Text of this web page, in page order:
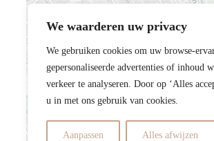
We waarderen uw privacy
We gebruiken cookies om uw browse-
gepersonaliseerde advertenties of inhoud
verkeer te analyseren. Door op ‘Alles
u in met ons gebruik van cookies.
Aanpassen Alles afwijzen